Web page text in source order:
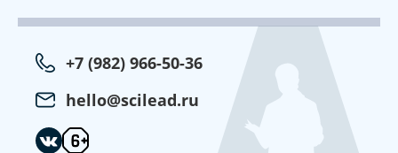
+7 (982) 966-50-36
hello@scilead.ru